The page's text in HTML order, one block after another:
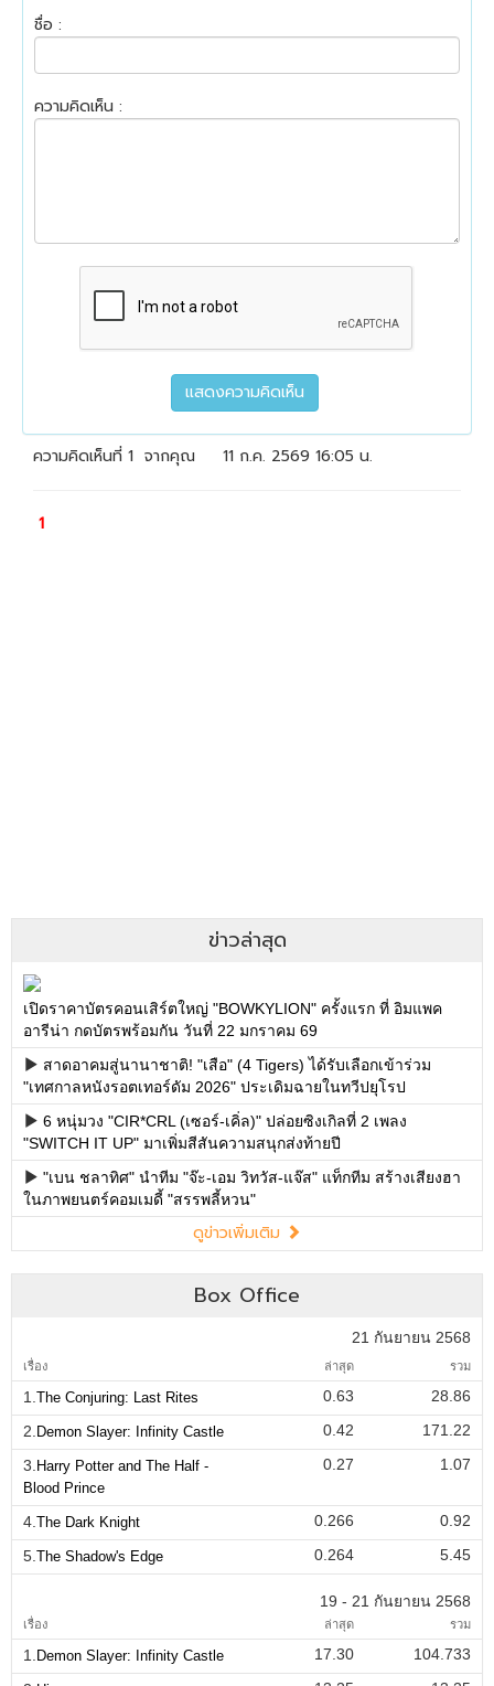
ข่าวล่าสุด
เปิดราคาบัตรคอนเสิร์ตใหญ่ "BOWKYLION" ครั้งแรก ที่ อิมแพค
อารีน่า กดบัตรพร้อมกัน วันที่ 22 มกราคม 69
สาดอาคมสู่นานาชาติ! "เสือ" (4 Tigers) ได้รับเลือกเข้าร่วม
"เทศกาลหนังรอตเทอร์ดัม 2026" ประเดิมฉายในทวีปยุโรป
6 หนุ่มวง "CIR*CRL (เซอร์-เคิ่ล)" ปล่อยซิงเกิลที่ 2 เพลง
"SWITCH IT UP" มาเพิ่มสีสันความสนุกส่งท้ายปี
"เบน ชลาทิศ" นำทีม "จ๊ะ-เอม วิทวัส-แจ๊ส" แท็กทีม สร้างเสียงฮา
ในภาพยนตร์คอมเมดี้ "สรรพลี้หวน"
ดูข่าวเพิ่มเติม
Box Office
21 กันยายน 2568
เรื่อง ล่าสุด รวม
1. The Conjuring: Last Rites 0.63
28.86
2. Demon Slayer: Infinity Castle 0.42
171.22
3. Harry Potter and The Half -
Blood Prince
0.27 1.07
4. The Dark Knight 0.266
0.92
5. The Shadow's Edge 0.264 5.45
19 - 21 กันยายน 2568
เรื่อง ล่าสุด รวม
1. Demon Slayer: Infinity Castle 17.30
104.733